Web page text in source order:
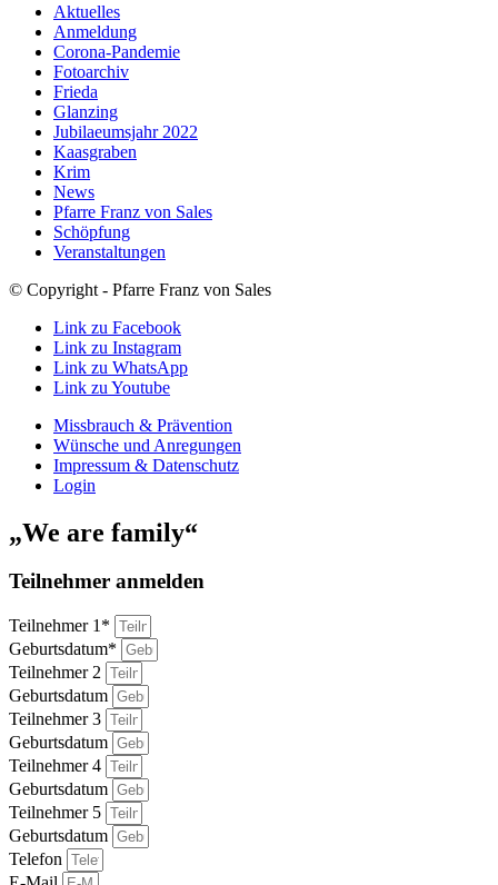
Aktuelles
Anmeldung
Corona-Pandemie
Fotoarchiv
Frieda
Glanzing
Jubilaeumsjahr 2022
Kaasgraben
Krim
News
Pfarre Franz von Sales
Schöpfung
Veranstaltungen
© Copyright - Pfarre Franz von Sales
Link zu Facebook
Link zu Instagram
Link zu WhatsApp
Link zu Youtube
Missbrauch & Prävention
Wünsche und Anregungen
Impressum & Datenschutz
Login
„We are family“
Teilnehmer anmelden
Teilnehmer 1*
Geburtsdatum*
Teilnehmer 2
Geburtsdatum
Teilnehmer 3
Geburtsdatum
Teilnehmer 4
Geburtsdatum
Teilnehmer 5
Geburtsdatum
Telefon